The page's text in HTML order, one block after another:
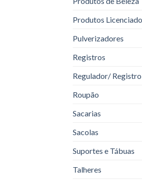
Produtos
Pulverizadores
Registros
Regulador/ Registro
Roupão
Sacarias
Sacolas
Suportes e Tábuas
Talheres